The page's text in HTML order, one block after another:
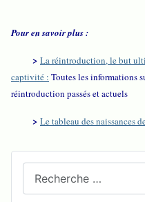
Pour en savoir plus :
> La réintroduction, le but
captivité : Toutes les informations
réintroduction passés et actuels
> Le tableau des naissances